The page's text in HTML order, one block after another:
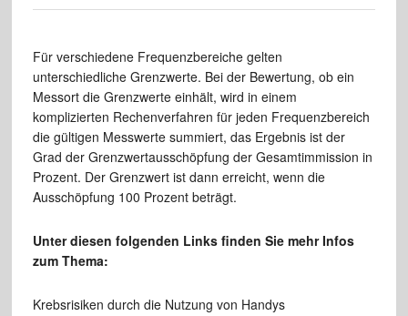
Für verschiedene Frequenzbereiche gelten
unterschiedliche Grenzwerte. Bei der Bewertung, ob ein
Messort die Grenzwerte einhält, wird in einem
komplizierten Rechenverfahren für jeden Frequenzbereich
die gültigen Messwerte summiert, das Ergebnis ist der
Grad der Grenzwertausschöpfung der Gesamtimmission in
Prozent. Der Grenzwert ist dann erreicht, wenn die
Ausschöpfung 100 Prozent beträgt.
Unter diesen folgenden Links finden Sie mehr Infos
zum Thema:
Krebsrisiken durch die Nutzung von Handys